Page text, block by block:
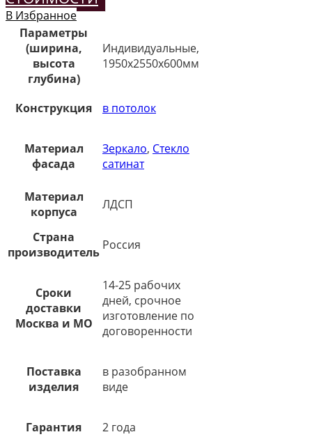
В Избранное
Параметры
(ширина,
высота
глубина)
Индивидуальные,
1950х2550х600мм
Конструкция в потолок
Материал
фасада
Зеркало, Стекло
сатинат
Материал
корпуса
ЛДСП
Страна
производитель Россия
Сроки
доставки
Москва и МО
14-25 рабочих
дней, срочное
изготовление по
договоренности
Поставка
изделия
в разобранном
виде
Гарантия 2 года